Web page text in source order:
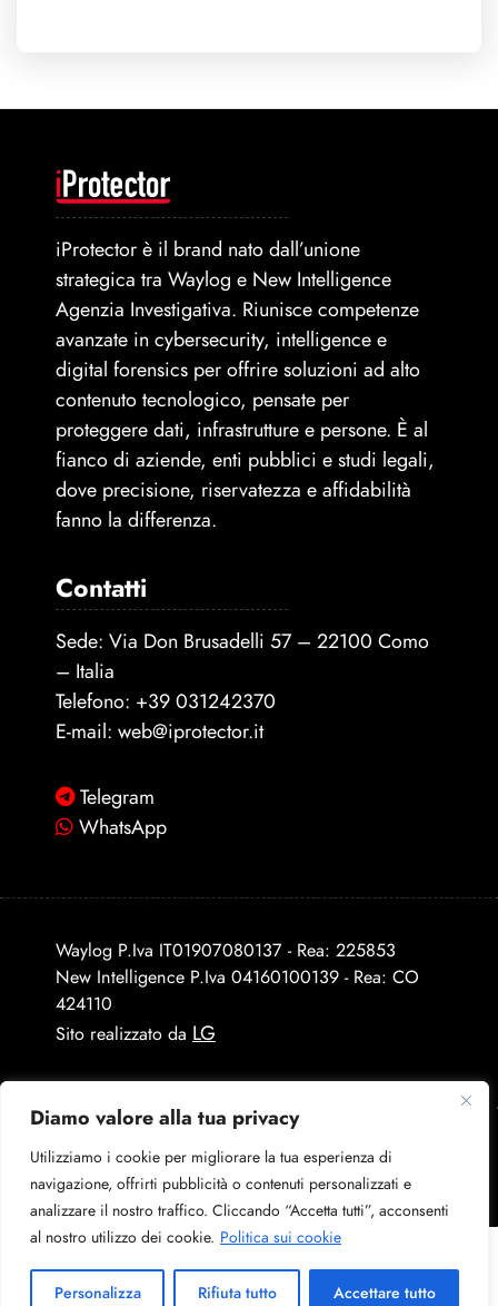
Diamo valore alla tua privacy
Utilizziamo i cookie per migliorare la tua esperienza di
navigazione, offrirti pubblicità o contenuti personalizzati e
analizzare il nostro traffico. Cliccando “Accetta tutti”, acconsenti
al nostro utilizzo dei cookie. Politica sui cookie
Personalizza Rifiuta tutto Accettare tutto
iProtector è il brand nato dall’unione
strategica tra Waylog e New Intelligence
Agenzia Investigativa. Riunisce competenze
avanzate in cybersecurity, intelligence e
digital forensics per offrire soluzioni ad alto
contenuto tecnologico, pensate per
proteggere dati, infrastrutture e persone. È al
fianco di aziende, enti pubblici e studi legali,
dove precisione, riservatezza e affidabilità
fanno la differenza.
Contatti
Sede: Via Don Brusadelli 57 – 22100 Como
– Italia
Telefono: +39 031242370
E-mail: web@iprotector.it
Telegram
WhatsApp
Waylog P.Iva IT01907080137 - Rea: 225853
New Intelligence P.Iva 04160100139 - Rea: CO
424110
Sito realizzato da LG